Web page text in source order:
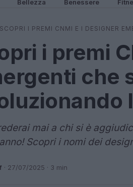
Bellezza Benessere
SCOPRI I PREMI CNMI E I DESIGNER
i premi
che
mai a chi si è
Scopri i nomi dei
· 27/07/2025 · 3 min